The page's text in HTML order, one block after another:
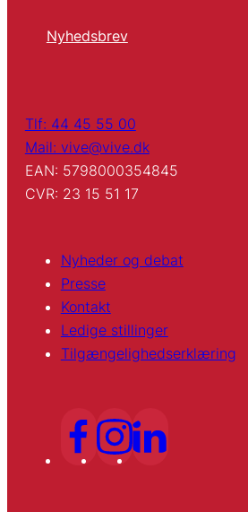
Nyhedsbrev
Tlf: 44 45 55 00
Mail: vive@vive.dk
EAN: 5798000354845
CVR: 23 15 51 17
Nyheder og debat
Presse
Kontakt
Ledige stillinger
Tilgængelighedserklæring